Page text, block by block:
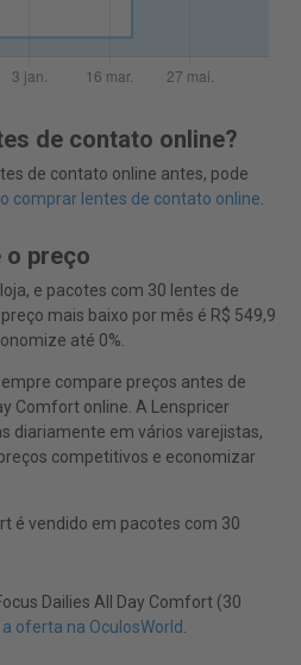
de contato online?
de contato online antes, pode
comprar lentes de contato online.
preço
e pacotes com 30 lentes de
mais baixo por mês é R$ 549,9
até 0%.
compare preços antes de
Comfort online. A Lenspricer
diariamente em vários varejistas,
competitivos e economizar
é vendido em pacotes com 30
Dailies All Day Comfort (30
a oferta na OculosWorld.